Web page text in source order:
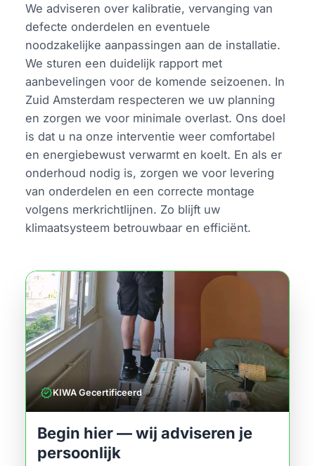
We adviseren over kalibratie, vervanging van
defecte onderdelen en eventuele
noodzakelijke aanpassingen aan de installatie.
We sturen een duidelijk rapport met
aanbevelingen voor de komende seizoenen. In
Zuid Amsterdam respecteren we uw planning
en zorgen we voor minimale overlast. Ons doel
is dat u na onze interventie weer comfortabel
en energiebewust verwarmt en koelt. En als er
onderhoud nodig is, zorgen we voor levering
van onderdelen en een correcte montage
volgens merkrichtlijnen. Zo blijft uw
klimaatsysteem betrouwbaar en efficiënt.
verifiedKIWA Gecertificeerd
Begin hier — wij adviseren je
persoonlijk